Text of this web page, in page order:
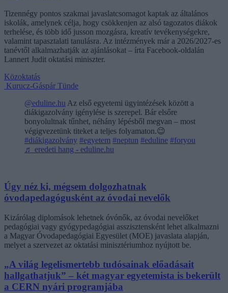
Tizennégy pontos szakmai javaslatcsomagot kaptak az általános
iskolák, amelynek célja, hogy csökkenjen az alsó tagozatos diákok
terhelése, és több idő jusson mozgásra, kreatív tevékenységekre,
valamint tapasztalati tanulásra. Az intézmények már a 2026/2027-es
tanévtől alkalmazhatják az ajánlásokat – írta Facebook-oldalán
Lannert Judit oktatási miniszter.
Közoktatás
Kurucz-Gáspár Tünde
@eduline.hu Az első egyetemi ügyintézések között a
diákigazolvány igénylése is szerepel. Bár elsőre
bonyolultnak tűnhet, néhány lépésből megvan – most
végigvezetünk titeket a teljes folyamaton.😉
#diákigazolvány #egyetem #neptun #eduline #foryou
♬ eredeti hang - eduline.hu
Úgy néz ki, mégsem dolgozhatnak
óvodapedagógusként az óvodai nevelők
Kizárólag diplomások lehetnek óvónők, az óvodai nevelőket
pedagógiai vagy gyógypedagógiai asszisztensként lehet alkalmazni
a Magyar Óvodapedagógiai Egyesület (MOE) javaslata alapján,
melyet a szervezet az oktatási minisztériumhoz nyújtott be.
„A világ legelismertebb tudósainak előadásait
hallgathatjuk” – két magyar egyetemista is bekerült
a CERN nyári programjába